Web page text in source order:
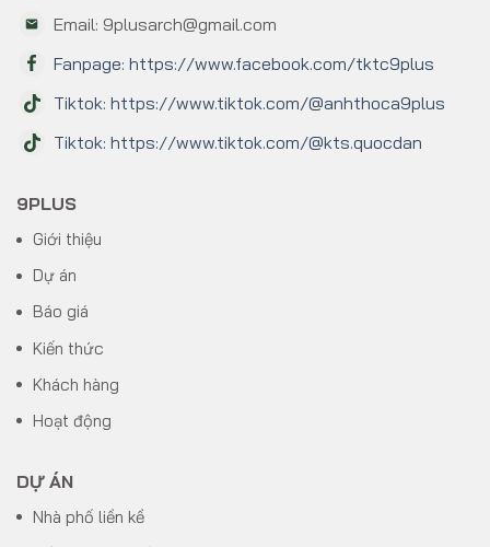
Email: 9plusarch@gmail.com
Fanpage: https://www.facebook.com/tktc9plus
Tiktok: https://www.tiktok.com/@anhthoca9plus
Tiktok: https://www.tiktok.com/@kts.quocdan
9PLUS
Giới thiệu
Dự án
Báo giá
Kiến thức
Khách hàng
Hoạt động
DỰ ÁN
Nhà phố liền kề